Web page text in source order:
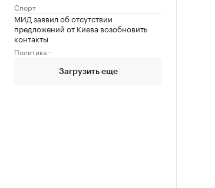
Спорт
МИД заявил об отсутствии
предложений от Киева возобновить
контакты
Политика
Загрузить еще